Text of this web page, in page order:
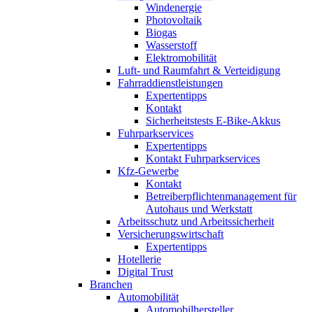
Windenergie
Photovoltaik
Biogas
Wasserstoff
Elektromobilität
Luft- und Raumfahrt & Verteidigung
Fahrraddienstleistungen
Expertentipps
Kontakt
Sicherheitstests E-Bike-Akkus
Fuhrparkservices
Expertentipps
Kontakt Fuhrparkservices
Kfz-Gewerbe
Kontakt
Betreiberpflichtenmanagement für
Autohaus und Werkstatt
Arbeitsschutz und Arbeitssicherheit
Versicherungswirtschaft
Expertentipps
Hotellerie
Digital Trust
Branchen
Automobilität
Automobilhersteller